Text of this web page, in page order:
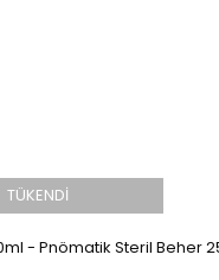
TÜKENDİ
- Pnömatik Steril Beher